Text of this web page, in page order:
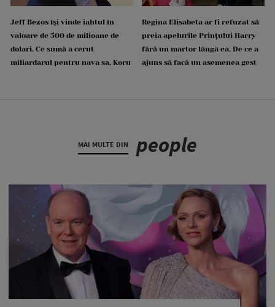
Jeff Bezos își vinde iahtul în
valoare de 500 de milioane de
dolari. Ce sumă a cerut
miliardarul pentru nava sa, Koru
Regina Elisabeta ar fi refuzat să
preia apelurile Prințului Harry
fără un martor lângă ea. De ce a
ajuns să facă un asemenea gest
MAI MULTE DIN people